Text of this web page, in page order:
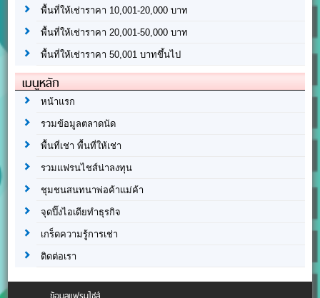
พื้นที่ให้เช่าราคา 10,001-20,000 บาท
พื้นที่ให้เช่าราคา 20,001-50,000 บาท
พื้นที่ให้เช่าราคา 50,001 บาทขึ้นไป
เมนูหลัก
หน้าแรก
รวมข้อมูลตลาดนัด
พื้นที่เช่า พื้นที่ให้เช่า
รวมแฟรนไชส์น่าลงทุน
ชุมชนสนทนาพ่อค้าแม่ค้า
จุดปิ๊งไอเดียทำธุรกิจ
เกร็ดความรู้การเช่า
ติดต่อเรา